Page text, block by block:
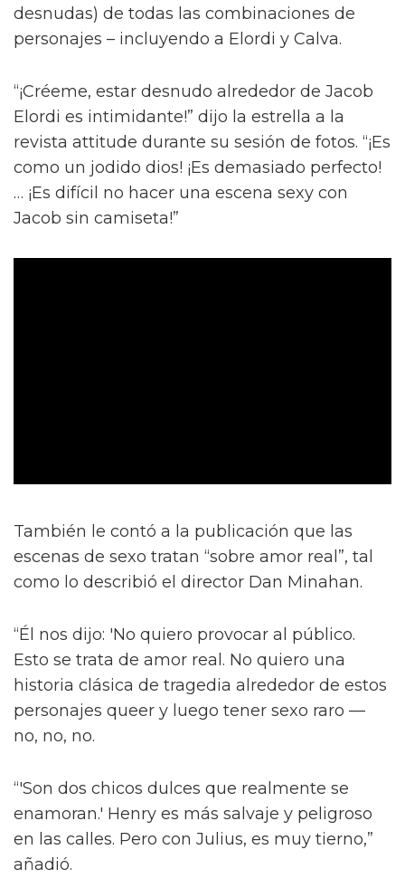
desnudas) de todas las combinaciones de
personajes – incluyendo a Elordi y Calva.
“¡Créeme, estar desnudo alrededor de Jacob
Elordi es intimidante!” dijo la estrella a la
revista attitude durante su sesión de fotos. “¡Es
como un jodido dios! ¡Es demasiado perfecto!
… ¡Es difícil no hacer una escena sexy con
Jacob sin camiseta!”
También le contó a la publicación que las
escenas de sexo tratan “sobre amor real”, tal
como lo describió el director Dan Minahan.
“Él nos dijo: 'No quiero provocar al público.
Esto se trata de amor real. No quiero una
historia clásica de tragedia alrededor de estos
personajes queer y luego tener sexo raro —
no, no, no.
“'Son dos chicos dulces que realmente se
enamoran.' Henry es más salvaje y peligroso
en las calles. Pero con Julius, es muy tierno,”
añadió.